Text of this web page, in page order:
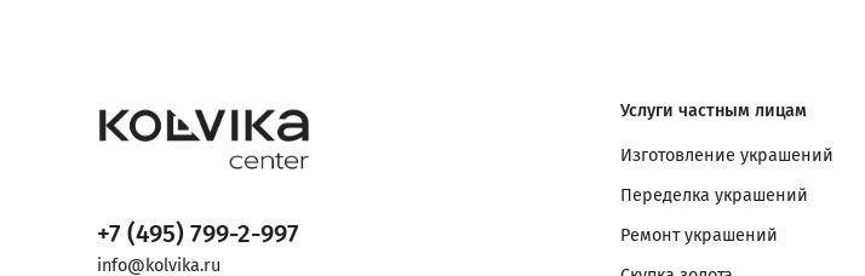
Услуги частным лицам
Изготовление украшений
Переделка украшений
Ремонт украшений
+7 (495) 799-2-997
info@kolvika.ru